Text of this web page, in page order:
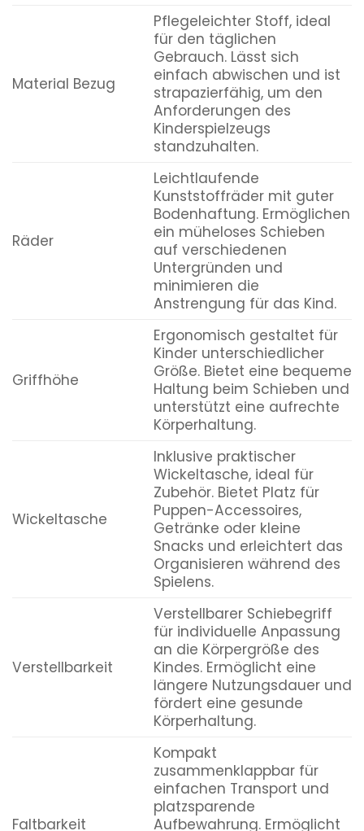
Material Bezug
Pflegeleichter Stoff, ideal
für den täglichen
Gebrauch. Lässt sich
einfach abwischen und ist
strapazierfähig, um den
Anforderungen des
Kinderspielzeugs
standzuhalten.
Räder
Leichtlaufende
Kunststoffräder mit guter
Bodenhaftung. Ermöglichen
ein müheloses Schieben
auf verschiedenen
Untergründen und
minimieren die
Anstrengung für das Kind.
Griffhöhe
Ergonomisch gestaltet für
Kinder unterschiedlicher
Größe. Bietet eine bequeme
Haltung beim Schieben und
unterstützt eine aufrechte
Körperhaltung.
Wickeltasche
Inklusive praktischer
Wickeltasche, ideal für
Zubehör. Bietet Platz für
Puppen-Accessoires,
Getränke oder kleine
Snacks und erleichtert das
Organisieren während des
Spielens.
Verstellbarkeit
Verstellbarer Schiebegriff
für individuelle Anpassung
an die Körpergröße des
Kindes. Ermöglicht eine
längere Nutzungsdauer und
fördert eine gesunde
Körperhaltung.
Faltbarkeit
Kompakt
zusammenklappbar für
einfachen Transport und
platzsparende
Aufbewahrung. Ermöglicht